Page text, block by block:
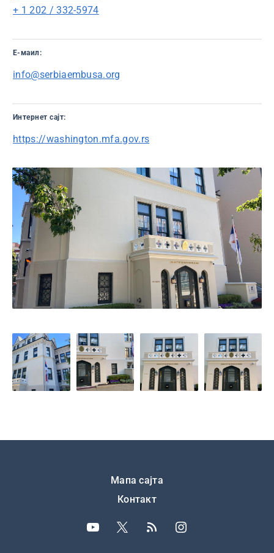
+ 1 202 / 332-5974
Е-маил:
info@serbiaembusa.org
Интернет сајт:
https://washington.mfa.gov.rs
Мапа сајта
Контакт